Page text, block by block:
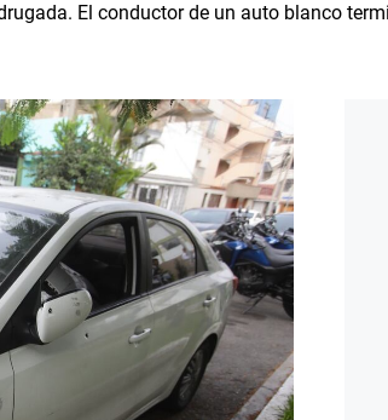
El conductor de un auto blanco